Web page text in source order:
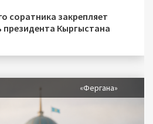
соратника закрепляет
Кыргыстана
«Фергана»